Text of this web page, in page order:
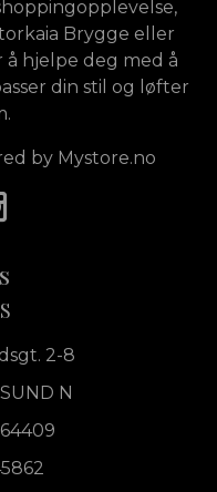
Brygge eller
å hjelpe deg med å
din stil og løfter
by Mystore.no
2-8
N